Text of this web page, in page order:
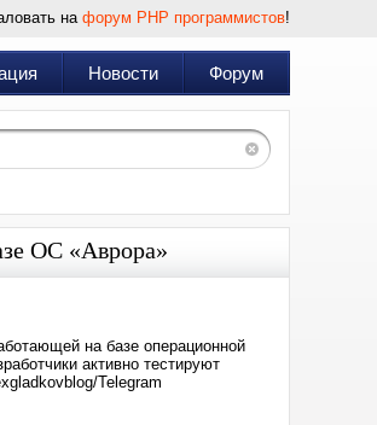
на форум PHP программистов!
Новости Форум
ОС «Аврора»
на базе операционной
активно тестируют
Telegram